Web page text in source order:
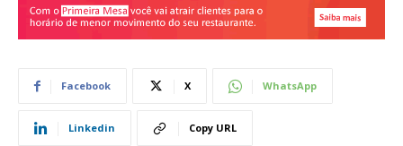
Facebook X WhatsApp
Linkedin Copy URL